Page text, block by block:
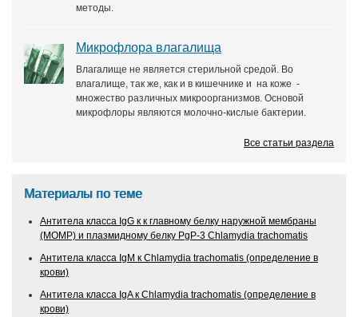
методы.
Микрофлора влагалища
Влагалище не является стерильной средой. Во
влагалище, так же, как и в кишечнике и на коже -
множество различных микроорганизмов. Основой
микрофлоры являются молочно-кислые бактерии.
Все статьи раздела
Материалы по теме
Антитела класса IgG к к главному белку наружной мембраны
(MOMP) и плазмидному белку PgP-3 Chlamydia trachomatis
Антитела класса IgM к Chlamydia trachomatis (определение в
крови)
Антитела класса IgA к Chlamydia trachomatis (определение в
крови)